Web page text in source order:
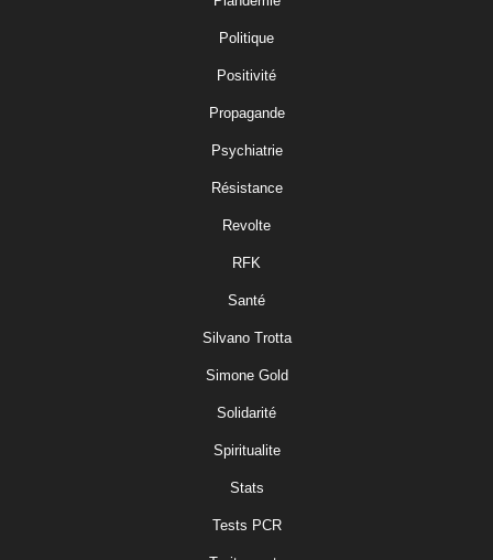
Politique
Positivité
Propagande
Psychiatrie
Résistance
Revolte
RFK
Santé
Silvano Trotta
Simone Gold
Solidarité
Spiritualite
Stats
Tests PCR